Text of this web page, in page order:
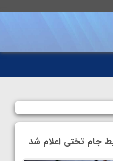
جام تختی اعلام شد